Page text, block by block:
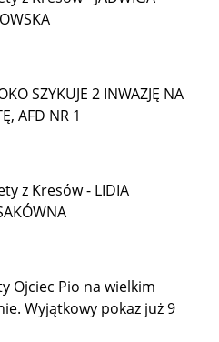
SZYKUJE 2 INWAZJĘ NA
AFD NR 1
z Kresów - LIDIA
Ojciec Pio na wielkim
Wyjątkowy pokaz już 9